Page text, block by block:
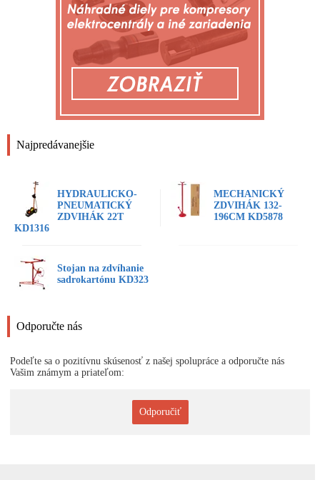
Najpredávanejšie
HYDRAULICKO-
PNEUMATICKÝ
ZDVIHÁK 22T
KD1316
MECHANICKÝ
ZDVIHÁK 132-
196CM KD5878
Stojan na zdvíhanie
sadrokartónu KD323
Odporučte nás
Podeľte sa o pozitívnu skúsenosť z našej spolupráce a odporučte nás
Vašim známym a priateľom:
Odporučiť